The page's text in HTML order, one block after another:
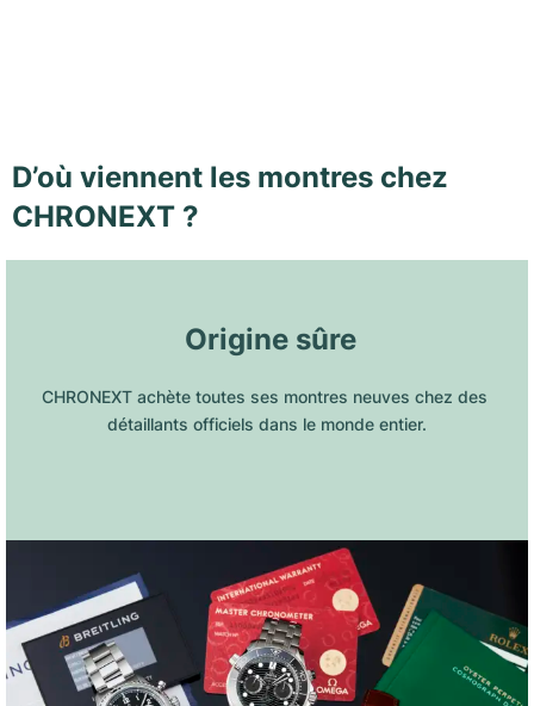
D’où viennent les montres chez
CHRONEXT ?
Origine sûre
CHRONEXT achète toutes ses montres neuves chez des
détaillants officiels dans le monde entier.